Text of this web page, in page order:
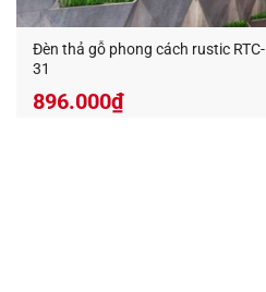
Đèn thả gỗ phong cách rustic RTC-
31
896.000₫